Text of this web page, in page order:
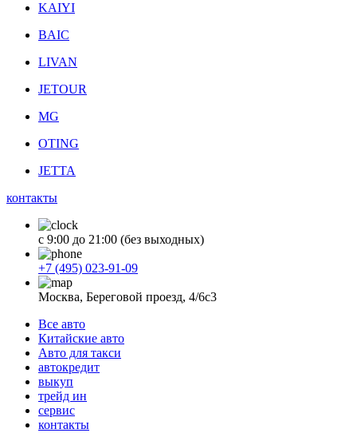
KAIYI
BAIC
LIVAN
JETOUR
MG
OTING
JETTA
контакты
с 9:00 до 21:00 (без выходных)
+7 (495) 023-91-09
Москва, Береговой проезд, 4/6с3
Все авто
Китайские авто
Авто для такси
автокредит
выкуп
трейд ин
сервис
контакты